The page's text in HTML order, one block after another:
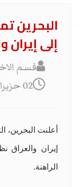
البحرين
إلى إيران
قسم
02 حزيران/يونيو 2026
أعلنت البحرين،
إيران والعراق
الراهنة.